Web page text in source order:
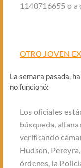
1140716655 o a
OTRO JOVEN
La semana pasada,
no funcionó:
Los oficiales
búsqueda,
verificando
Hudson,
órdenes, la